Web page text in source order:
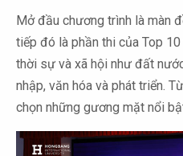
Mở đầu chương trình là màn
tiếp đó là phần thi của Top
thời sự và xã hội như đất
nhập, văn hóa và phát triển.
chọn những gương mặt nổi